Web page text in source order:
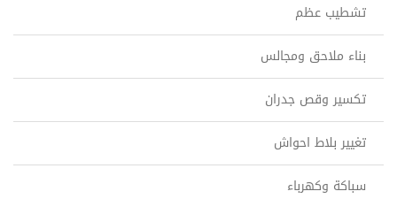
تشطيب عظم
بناء ملاحق ومجالس
تكسير وقص جدران
تغيير بلاط احواش
سباكة وكهرباء